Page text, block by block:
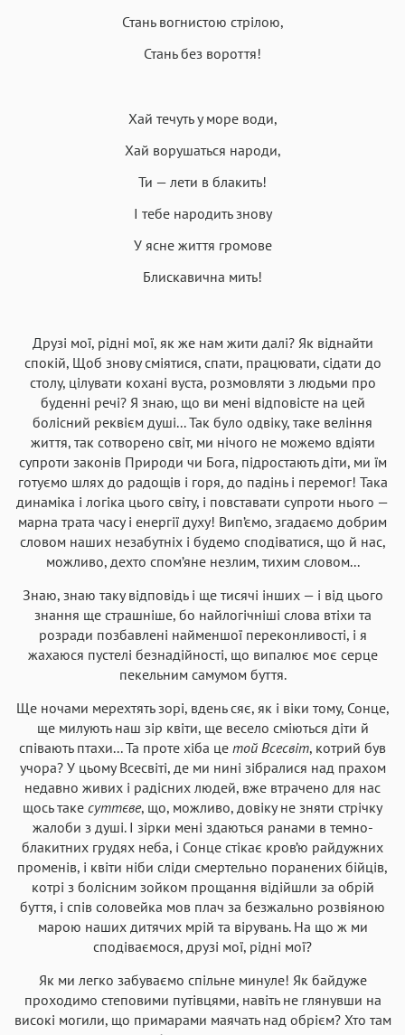
Стань вогнистою стрілою,
Стань без вороття!
Хай течуть у море води,
Хай ворушаться народи,
Ти — лети в блакить!
І тебе народить знову
У ясне життя громове
Блискавична мить!
Друзі мої, рідні мої, як же нам жити далі? Як віднайти
спокій, Щоб знову сміятися, спати, працювати, сідати до
столу, цілувати кохані вуста, розмовляти з людьми про
буденні речі? Я знаю, що ви мені відповісте на цей
болісний реквієм душі... Так було одвіку, таке веління
життя, так сотворено світ, ми нічого не можемо вдіяти
супроти законів Природи чи Бога, підростають діти, ми їм
готуємо шлях до радощів і горя, до падінь і перемог! Така
динаміка і логіка цього світу, і повставати супроти нього —
марна трата часу і енергії духу! Вип’ємо, згадаємо добрим
словом наших незабутніх і будемо сподіватися, що й нас,
можливо, дехто спом’яне незлим, тихим словом...
Знаю, знаю таку відповідь і ще тисячі інших — і від цього
знання ще страшніше, бо найлогічніші слова втіхи та
розради позбавлені найменшої переконливості, і я
жахаюся пустелі безнадійності, що випалює моє серце
пекельним самумом буття.
Ще ночами мерехтять зорі, вдень сяє, як і віки тому, Сонце,
ще милують наш зір квіти, ще весело сміються діти й
співають птахи... Та проте хіба це той Всесвіт, котрий був
учора? У цьому Всесвіті, де ми нині зібралися над прахом
недавно живих і радісних людей, вже втрачено для нас
щось таке суттєве, що, можливо, довіку не зняти стрічку
жалоби з душі. І зірки мені здаються ранами в темно-
блакитних грудях неба, і Сонце стікає кров’ю райдужних
променів, і квіти ніби сліди смертельно поранених бійців,
котрі з болісним зойком прощання відійшли за обрій
буття, і спів соловейка мов плач за безжально розвіяною
марою наших дитячих мрій та вірувань. На що ж ми
сподіваємося, друзі мої, рідні мої?
Як ми легко забуваємо спільне минуле! Як байдуже
проходимо степовими путівцями, навіть не глянувши на
високі могили, що примарами маячать над обрієм? Хто там